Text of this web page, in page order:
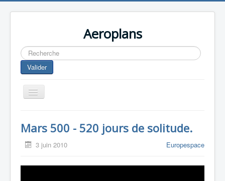
Aeroplans
Rechercher
Valider
Toggle
Navigation
Aviation Commerciale
Aviation d'Affaire
Aviation Militaire
Mars 500 - 520 jours de solitude.
3 juin 2010 Europespace